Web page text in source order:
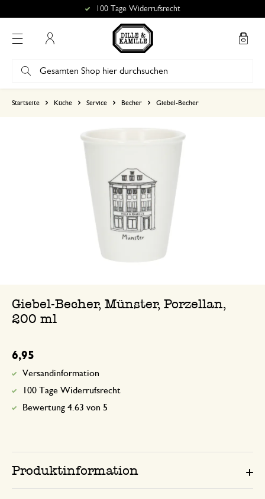
100 Tage Widerrufsrecht
Startseite Küche Service Becher Giebel-Becher
Giebel-Becher, Münster, Porzellan,
200 ml
6,95
Versandinformation
100 Tage Widerrufsrecht
Bewertung 4.63 von 5
Produktinformation